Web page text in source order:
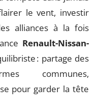
le vent, investir
alliances à la fois
Renault-Nissan-
: partage des
communes,
pour garder la tête